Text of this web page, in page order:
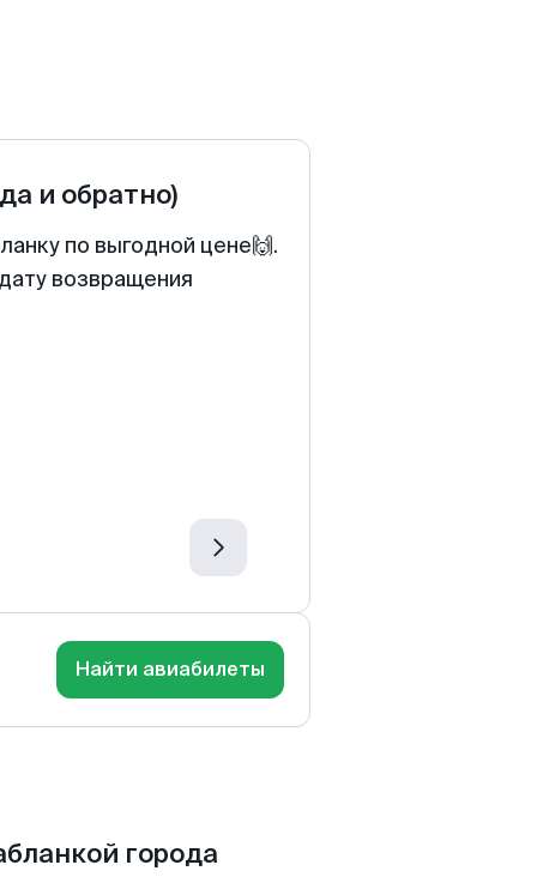
и обратно)
по выгодной цене🙌.
возвращения
Найти авиабилеты
города